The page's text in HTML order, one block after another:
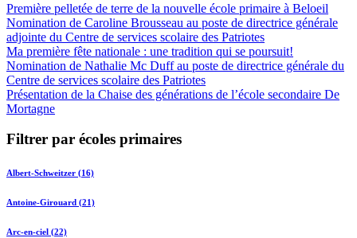
Première pelletée de terre de la nouvelle école primaire à Beloeil
Nomination de Caroline Brousseau au poste de directrice générale
adjointe du Centre de services scolaire des Patriotes
Ma première fête nationale : une tradition qui se poursuit!
Nomination de Nathalie Mc Duff au poste de directrice générale du
Centre de services scolaire des Patriotes
Présentation de la Chaise des générations de l’école secondaire De
Mortagne
Filtrer par écoles primaires
Albert-Schweitzer (16)
Antoine-Girouard (21)
Arc-en-ciel (22)